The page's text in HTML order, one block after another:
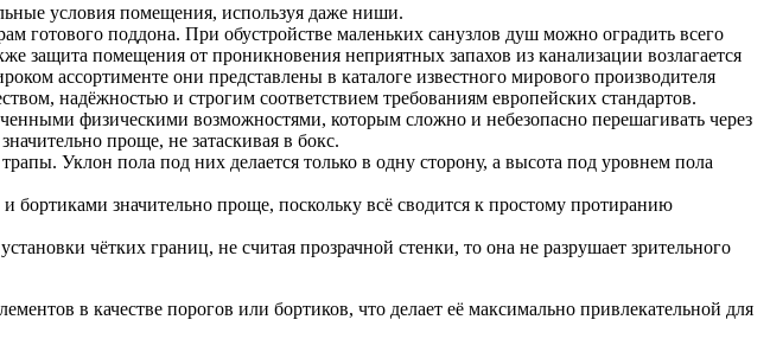
условия помещения, используя даже ниши.
поддона. При обустройстве маленьких санузлов душ можно оградить всего
защита помещения от проникновения неприятных запахов из канализации возлагается
ассортименте они представлены в каталоге известного мирового производителя
надёжностью и строгим соответствием требованиям европейских стандартов.
физическими возможностями, которым сложно и небезопасно перешагивать через
проще, не затаскивая в бокс.
Уклон пола под них делается только в одну сторону, а высота под уровнем пола
значительно проще, поскольку всё сводится к простому протиранию
чётких границ, не считая прозрачной стенки, то она не разрушает зрительного
в качестве порогов или бортиков, что делает её максимально привлекательной для